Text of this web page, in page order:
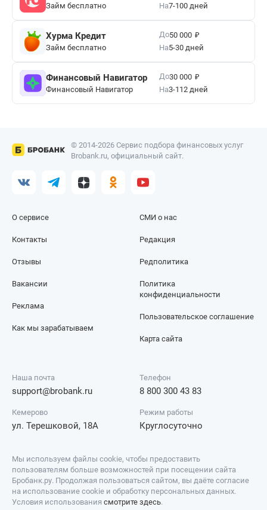
Займ бесплатно На7-100 дней
Хурма Кредит
Займ бесплатно
До50 000 ₽
На5-30 дней
Финансовый Навигатор
Финансовый Навигатор
До30 000 ₽
На3-112 дней
© 2014-2026 Сервис подбора финансовых услуг
Brobank.ru, официальный сайт.
О сервисе
Контакты
Отзывы
СМИ о нас
Редакция
Редполитика
Вакансии
Реклама
Как мы зарабатываем
Политика
конфиденциальности
Пользовательское соглашение
Карта сайта
Наша почта
support@brobank.ru
Телефон
8 800 300 43 83
Кемерово
ул. Терешковой, 18А
Режим работы
Круглосуточно
Мы используем файлы cookie, чтобы предоставить
пользователям больше возможностей при посещении сайта
Бробанк.ру. Продолжая пользоваться сайтом, вы даёте согласие
на использование cookie и обработку персональных данных.
Условия использования смотрите здесь.